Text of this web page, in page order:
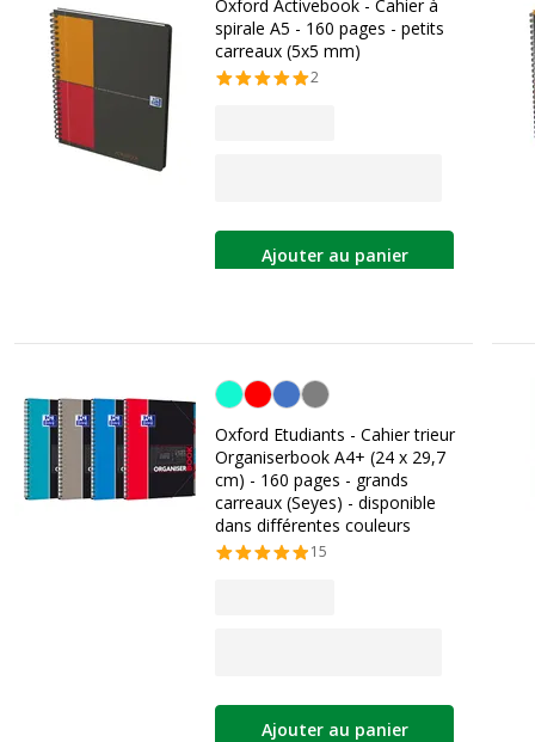
Oxford Activebook - Cahier à
spirale A5 - 160 pages - petits
carreaux (5x5 mm)
2
Ajouter au panier
Personnalisation de la couleur
Oxford Etudiants - Cahier trieur
Organiserbook A4+ (24 x 29,7
cm) - 160 pages - grands
carreaux (Seyes) - disponible
dans différentes couleurs
15
Ajouter au panier